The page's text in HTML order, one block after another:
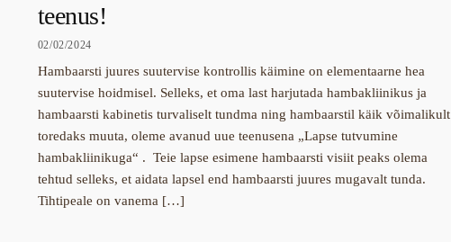
teenus!
02/02/2024
Hambaarsti juures suutervise kontrollis käimine on elementaarne hea
suutervise hoidmisel. Selleks, et oma last harjutada hambakliinikus ja
hambaarsti kabinetis turvaliselt tundma ning hambaarstil käik võimalikult
toredaks muuta, oleme avanud uue teenusena „Lapse tutvumine
hambakliinikuga“ . Teie lapse esimene hambaarsti visiit peaks olema
tehtud selleks, et aidata lapsel end hambaarsti juures mugavalt tunda.
Tihtipeale on vanema […]